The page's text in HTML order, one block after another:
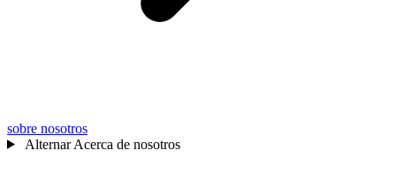
sobre nosotros
Alternar Acerca de nosotros